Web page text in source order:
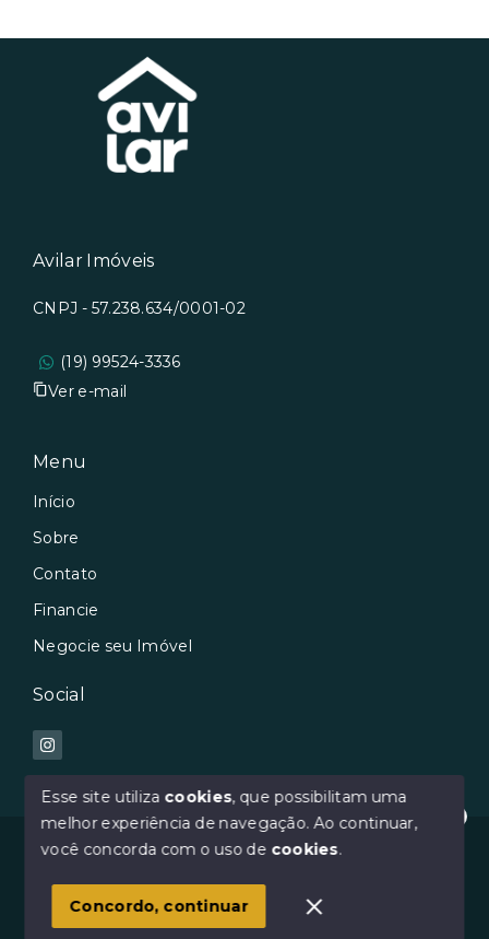
Oi :) Como posso te ajudar?
Avilar Imóveis
CNPJ - 57.238.634/0001-02
(19) 99524-3336
Ver e-mail
Menu
Início
Sobre
Contato
Financie
Negocie seu Imóvel
Social
© Copyright 2026 - Avilar Imóveis - Todos os direitos
SITE PARA IMOBILIARIA
Esse site utiliza cookies, que possibilitam uma
melhor experiência de navegação.Ao continuar,
você concorda com o uso de cookies.
Concordo, continuar